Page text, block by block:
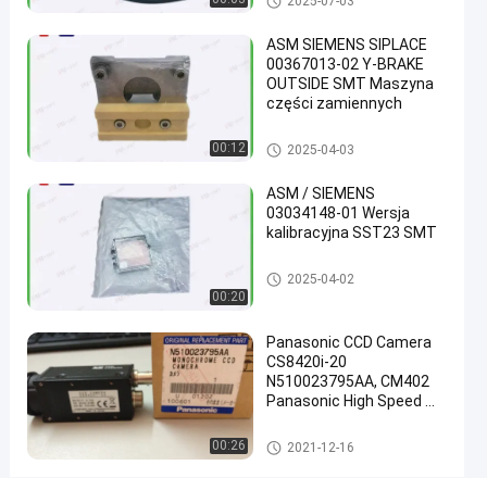
do
umieszczania
YAMAHA
YS
SMT
Części do montażu
powierzchniowego
poglądy
czujnik
ciśnienia
#
elementy do
niowego
00:12
ASM SIEMENS SIPLACE
00367013-02 Y-BRAKE
OUTSIDE SMT Maszyna
części zamiennych
Części do montażu powierzch
niowego
2025-04-03
00:20
ASM / SIEMENS
03034148-01 Wersja
kalibracyjna SST23 SMT
Części do montażu powierzch
niowego
2025-04-02
00:26
Panasonic CCD Camera
CS8420i-20
N510023795AA, CM402
Panasonic High Speed ​​
Części do montażu powierzch
niowego
2021-12-16